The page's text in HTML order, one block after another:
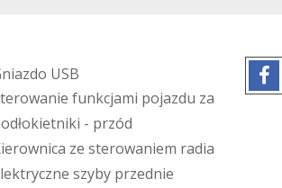
niazdo USB
terowanie funkcjami pojazdu za mocą
odłokietniki - przód
ierownica ze sterowaniem radia
lektryczne szyby przednie